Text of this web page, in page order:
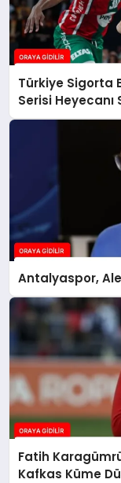
Türkiye Sigorta
Serisi Heyecanı
Antalyaspor,
Fatih
Kafkas Küme